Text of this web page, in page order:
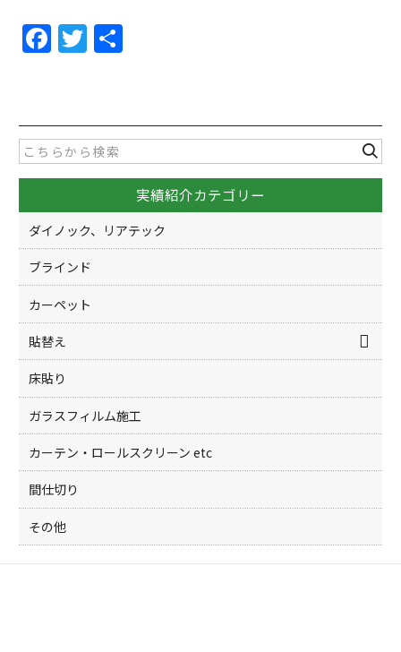
F
a
e
b
o
o
k
T
w
er
実績紹介カテゴリー
ダイノック、リアテック
ブラインド
カーペット
貼替え
床貼り
ガラスフィルム施工
カーテン・ロールスクリーン etc
間仕切り
その他